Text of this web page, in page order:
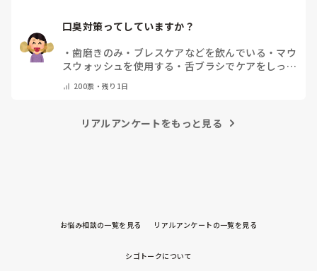
口臭対策ってしていますか？
・歯磨きのみ ・ ブレスケアなどを飲んでいる ・ マウ
スウォッシュを使用する ・ 舌ブラシでケアをしっか
の他(コメントで教えて下さい)
200票・残り1日
リアルアンケートをもっと見る
お悩み相談の一覧を見る リアルアンケートの一覧を見る
シゴトークについて